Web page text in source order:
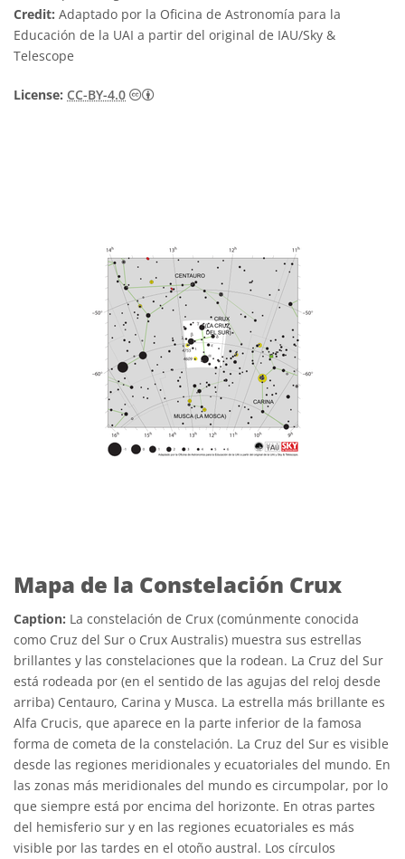
Credit: Adaptado por la Oficina de Astronomía para la
Educación de la UAI a partir del original de IAU/Sky &
Telescope
License: CC-BY-4.0 Creative Commons Reconocimiento 4.0
Mapa de la Constelación Crux
Caption: La constelación de Crux (comúnmente conocida
como Cruz del Sur o Crux Australis) muestra sus estrellas
brillantes y las constelaciones que la rodean. La Cruz del Sur
está rodeada por (en el sentido de las agujas del reloj desde
arriba) Centauro, Carina y Musca. La estrella más brillante es
Alfa Crucis, que aparece en la parte inferior de la famosa
forma de cometa de la constelación. La Cruz del Sur es visible
desde las regiones meridionales y ecuatoriales del mundo. En
las zonas más meridionales del mundo es circumpolar, por lo
que siempre está por encima del horizonte. En otras partes
del hemisferio sur y en las regiones ecuatoriales es más
visible por las tardes en el otoño austral. Los círculos